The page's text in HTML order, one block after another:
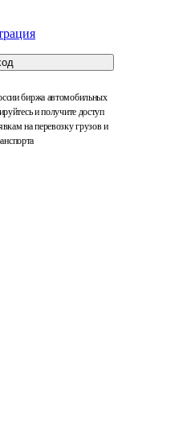
биржа автомобильных
и получите доступ
на перевозку грузов и